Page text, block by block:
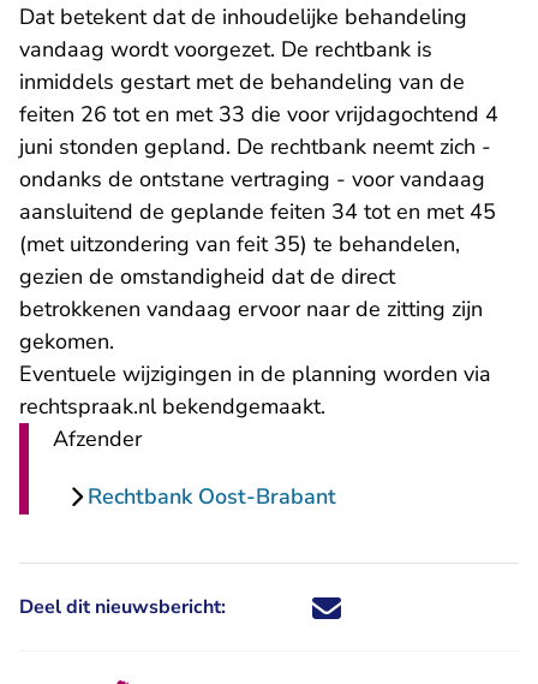
Dat betekent dat de inhoudelijke behandeling
vandaag wordt voorgezet. De rechtbank is
inmiddels gestart met de behandeling van de
feiten 26 tot en met 33 die voor vrijdagochtend 4
juni stonden gepland. De rechtbank neemt zich -
ondanks de ontstane vertraging - voor vandaag
aansluitend de geplande feiten 34 tot en met 45
(met uitzondering van feit 35) te behandelen,
gezien de omstandigheid dat de direct
betrokkenen vandaag ervoor naar de zitting zijn
gekomen.
Eventuele wijzigingen in de planning worden via
rechtspraak.nl bekendgemaakt.
Afzender
Rechtbank Oost-Brabant
Deel dit nieuwsbericht: Deel dit nieuwsbericht via X -
Deel dit nieuwsbericht via
Deel dit nieuwsbericht
Deel dit